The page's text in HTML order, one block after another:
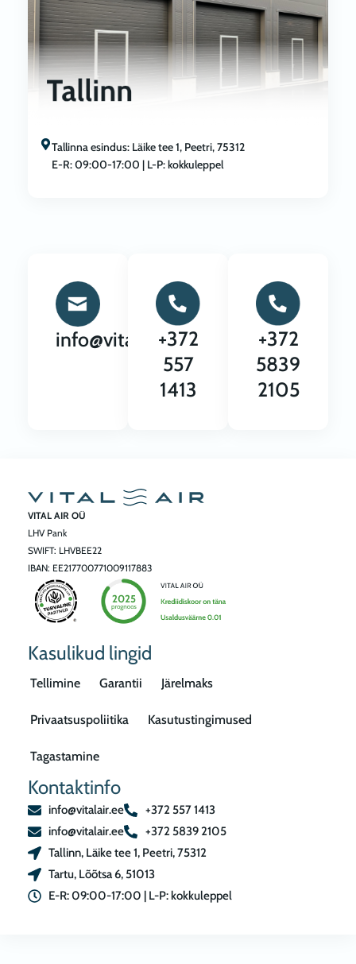
Tallinna esindus: Läike tee 1, Peetri, 75312
E-R: 09:00-17:00 | L-P: kokkuleppel
info@vitalair.ee
+372
557
1413
+372
5839
2105
VITAL AIR OÜ
LHV Pank
SWIFT: LHVBEE22
IBAN: EE217700771009117883
Kasulikud lingid
Tellimine Garantii Järelmaks
Privaatsuspoliitika Kasutustingimused
Tagastamine
Kontaktinfo
info@vitalair.ee
+372 557 1413
info@vitalair.ee
+372 5839 2105
Tallinn, Läike tee 1, Peetri, 75312
Tartu, Lõõtsa 6, 51013
E-R: 09:00-17:00 | L-P: kokkuleppel